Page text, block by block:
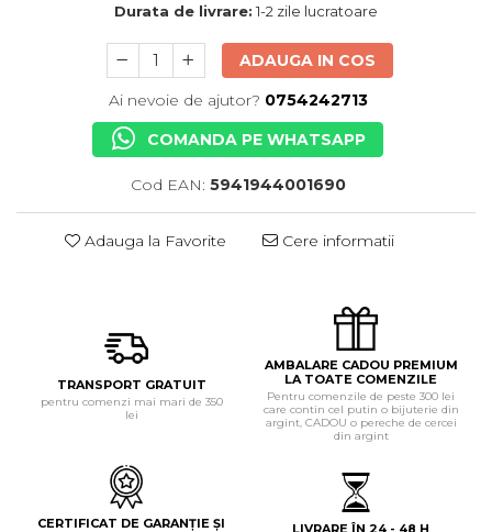
Durata de livrare: 1-2 zile lucratoare
ADAUGA IN COS
Ai nevoie de ajutor? 0754242713
COMANDA PE WHATSAPP
Cod EAN: 5941944001690
Adauga la Favorite Cere informatii
TRANSPORT GRATUIT
pentru comenzi mai mari de 350
lei
AMBALARE CADOU PREMIUM
LA TOATE COMENZILE
Pentru comenzile de peste 300 lei
care contin cel putin o bijuterie din
argint, CADOU o pereche de cercei
din argint
CERTIFICAT DE GARANȚIE ȘI
LIVRARE ÎN 24 - 48 H